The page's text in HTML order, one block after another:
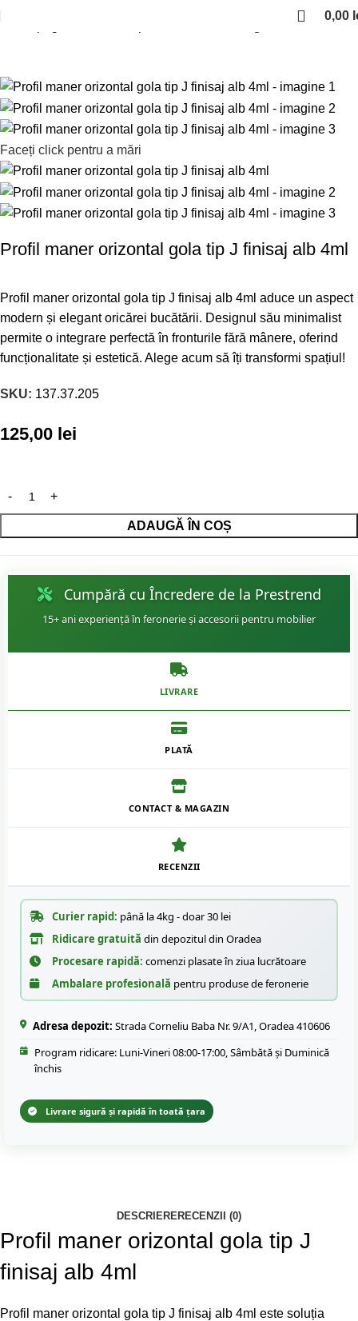
0,00
Faceți click pentru a mări
Profil maner orizontal gola tip J finisaj alb 4ml
Profil maner orizontal gola tip J finisaj alb 4ml aduce un aspect
modern și elegant oricărei bucătării. Designul său minimalist
permite o integrare perfectă în fronturile fără mânere, oferind
funcționalitate și estetică. Alege acum să îți transformi spațiul!
SKU: 137.37.205
125,00 lei
ADAUGĂ ÎN COȘ
Cumpără cu Încredere de la Prestrend
15+ ani experiență în feronerie și accesorii pentru mobilier
LIVRARE
PLATĂ
CONTACT & MAGAZIN
RECENZII
Curier rapid: până la 4kg - doar 30 lei
Ridicare gratuită din depozitul din Oradea
Procesare rapidă: comenzi plasate în ziua lucrătoare
Ambalare profesională pentru produse de feronerie
Adresa depozit: Strada Corneliu Baba Nr. 9/A1, Oradea 410606
Program ridicare: Luni-Vineri 08:00-17:00, Sâmbătă și Duminică
închis
Livrare sigură și rapidă în toată țara
DESCRIERE RECENZII (0)
Profil maner orizontal gola tip J
finisaj alb 4ml
Profil maner orizontal gola tip J finisaj alb 4ml este soluția